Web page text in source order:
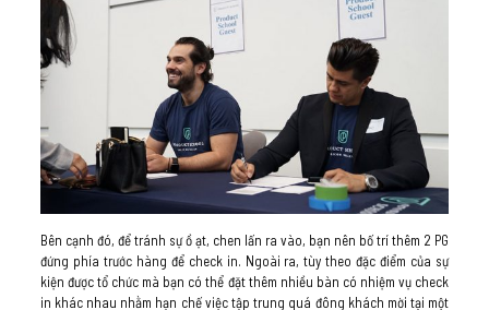
Bên cạnh đó, để tránh sự ồ ạt, chen lấn ra vào, bạn nên bố trí thêm 2 PG
đứng phía trước hàng để check in. Ngoài ra, tùy theo đặc điểm của sự
kiện được tổ chức mà bạn có thể đặt thêm nhiều bàn có nhiệm vụ check
in khác nhau nhằm hạn chế việc tập trung quá đông khách mời tại một